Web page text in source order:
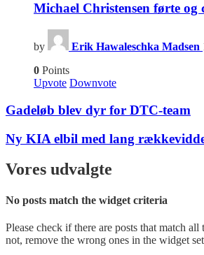
Michael Christensen førte og
by Erik Hawaleschka Madsen
0 Points
Upvote Downvote
Gadeløb blev dyr for DTC-team
Ny KIA elbil med lang
Vores udvalgte
No posts match the widget criteria
Please check if there are posts that match
not, remove the wrong ones in the widget